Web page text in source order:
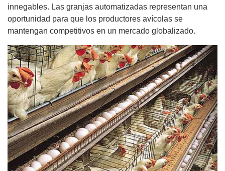
innegables. Las granjas automatizadas representan una
oportunidad para que los productores avícolas se
mantengan competitivos en un mercado globalizado.